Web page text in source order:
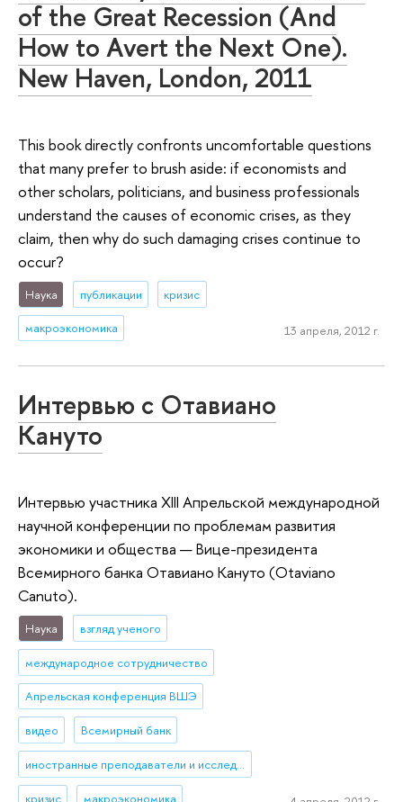
of the Great Recession (And
How to Avert the Next One).
New Haven, London, 2011
This book directly confronts uncomfortable questions
that many prefer to brush aside: if economists and
other scholars, politicians, and business professionals
understand the causes of economic crises, as they
claim, then why do such damaging crises continue to
occur?
Наука публикации кризис
макроэкономика 13 апреля, 2012 г.
Интервью с Отавиано
Кануто
Интервью участника XIII Апрельской международной
научной конференции по проблемам развития
экономики и общества — Вице-президента
Всемирного банка Отавиано Кануто (Otaviano
Canuto).
Наука взгляд ученого
международное сотрудничество
Апрельская конференция ВШЭ
видео Всемирный банк
иностранные преподаватели и исследователи
кризис макроэкономика